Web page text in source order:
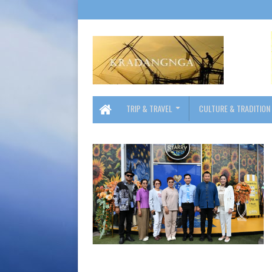
TRIP & TRAVEL CULTURE & TRADITION